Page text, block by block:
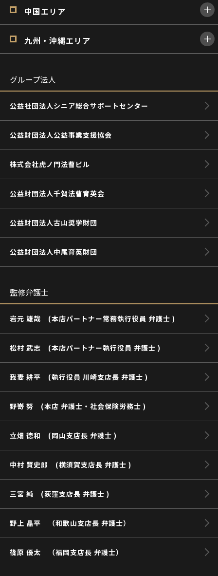
中国エリア
九州・沖縄エリア
グループ法人
公益社団法人シニア総合サポートセンター
公益財団法人公益事業支援協会
株式会社虎ノ門法曹ビル
公益財団法人千賀法曹育英会
公益財団法人古山奨学財団
公益財団法人中尾育英財団
監修弁護士
岩元 雄哉 (本店パートナー常務執行役員 弁護士 )
松村 武志 (本店パートナー執行役員 弁護士 )
我妻 耕平 (執行役員 川崎支店長 弁護士 )
野嵜 努 (本店 弁護士・社会保険労務士 )
立畑 徳和 (岡山支店長 弁護士 )
中村 賢史郎 (横須賀支店長 弁護士 )
三宮 純 (荻窪支店長 弁護士 )
野上 晶平 （和歌山支店長 弁護士）
篠原 優太 （福岡支店長 弁護士）